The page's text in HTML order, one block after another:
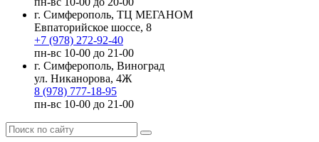
г. Симферополь, ТЦ МЕГАНОМ
Евпаторийское шоссе, 8
+7 (978) 272-92-40
пн-вс 10-00 до 21-00
г. Симферополь, Виноград
ул. Никанорова, 4Ж
8 (978) 777-18-95
пн-вс 10-00 до 21-00